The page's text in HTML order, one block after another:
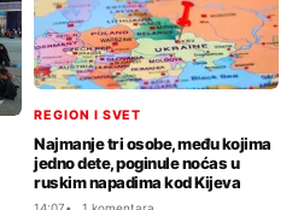
REGION I SVET
Najmanje tri osobe, među kojima
jedno dete, poginule noćas u
ruskim napadima kod Kijeva